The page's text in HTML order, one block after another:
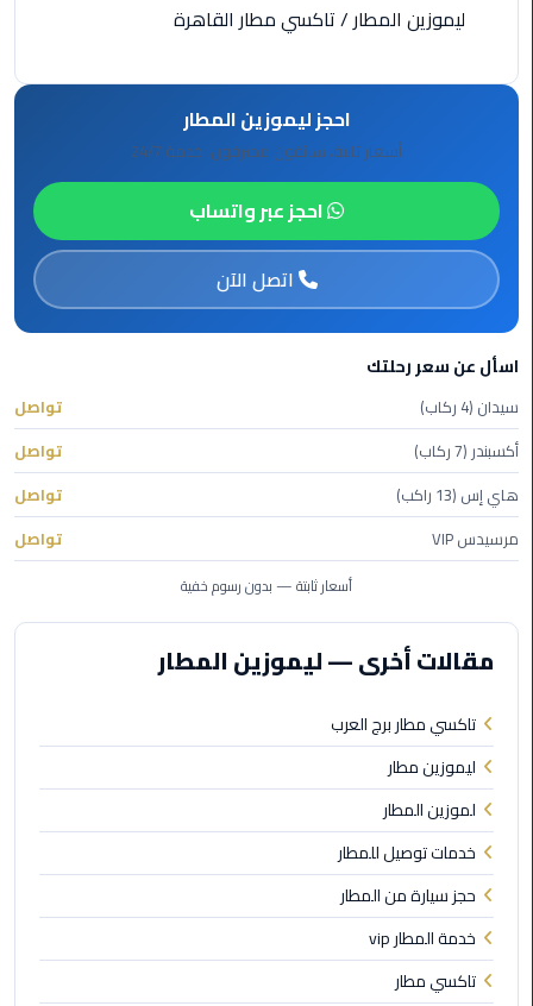
الشيخ
ليموزين
الخط
الساخن
ليموزين
مطار
العاصمة
ليموزين
مطار
القاهرة
الي
اسكندرية
ليموزين
برج
العرب
الدولي
تاكسي
لندن
ليموزين
مطار
برج
العرب
ليموزين المطار/تاكسي مطار القاهرة
احجز ليموزين المطار
أسعار ثابتة، سائقون محترفون، خدمة 24/7
احجز عبر واتساب
اتصل الآن
اسأل عن سعر رحلتك
سيدان (4 ركاب)
تواصل
أكسبندر (7 ركاب)
تواصل
هاي إس (13 راكب)
تواصل
مرسيدس VIP
تواصل
أسعار ثابتة — بدون رسوم خفية
مقالات أخرى — ليموزين المطار
تاكسي مطار برج العرب
ليموزين مطار
لموزين المطار
خدمات توصيل للمطار
حجز سيارة من المطار
خدمة المطار vip
تاكسي مطار